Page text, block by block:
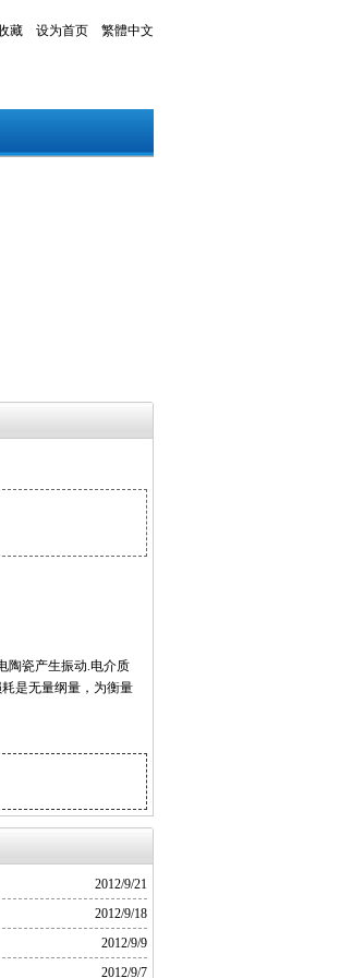
藏 设为首页 繁體中文
陶瓷产生振动.电介质
是无量纲量，为衡量
2012/9/21
2012/9/18
2012/9/9
2012/9/7